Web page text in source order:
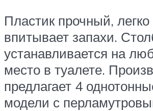
Пластик прочный,
впитывает запахи.
устанавливается на
место в туалете.
предлагает 4
модели с